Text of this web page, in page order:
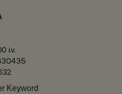
i.v.